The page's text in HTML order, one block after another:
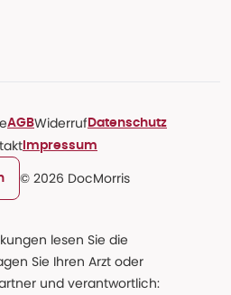
AGBWiderruf Datenschutz
Impressum
© 2026 DocMorris
lesen Sie die
Sie Ihren Arzt oder
und verantwortlich: